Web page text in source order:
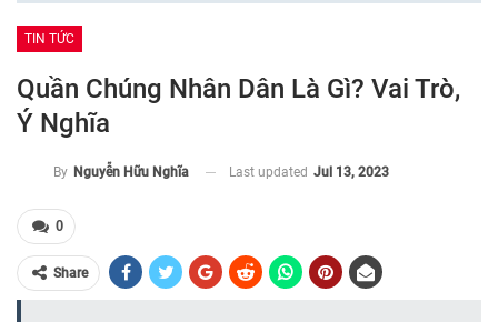
TIN TỨC
Quần Chúng Nhân Dân Là Gì? Vai Trò,
Ý Nghĩa
By Nguyễn Hữu Nghĩa Last updated Jul 13, 2023
0
Share